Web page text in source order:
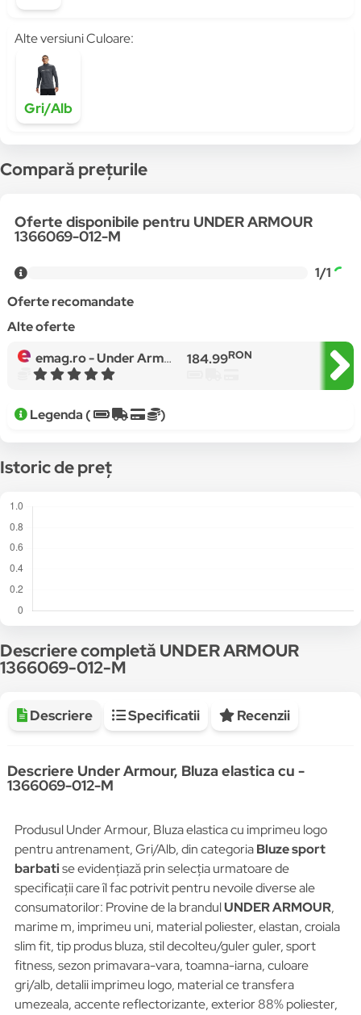
Alte versiuni Culoare:
Gri/Alb
Compară prețurile
Oferte disponibile pentru UNDER ARMOUR
1366069-012-M
1/1
Oferte recomandate
Alte oferte
emag.ro -Under Armour, Bluza elastica cu imprimeu logo pentru antrenament, Gri/Alb 184.99RON
Legenda ( )
Istoric de preț
Descriere completă UNDER ARMOUR
1366069-012-M
Descriere Specificatii Recenzii
Descriere Under Armour, Bluza elastica cu -
1366069-012-M
Produsul Under Armour, Bluza elastica cu imprimeu logo
pentru antrenament, Gri/Alb, din categoriaBluze sport
barbatise evidențiază prin selecția urmatoare de
specificații care îl fac potrivit pentru nevoile diverse ale
consumatorilor: Provine de la brandulUNDER ARMOUR,
marime m, imprimeu uni, material poliester, elastan, croiala
slim fit, tip produs bluza, stil decolteu/guler guler, sport
fitness, sezon primavara-vara, toamna-iarna, culoare
gri/alb, detalii imprimeu logo, material ce transfera
umezeala, accente reflectorizante, exterior 88% poliester,